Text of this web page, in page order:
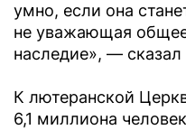
умно, если она
не уважающая
наследие», — сказал
К лютеранской
6,1 миллиона